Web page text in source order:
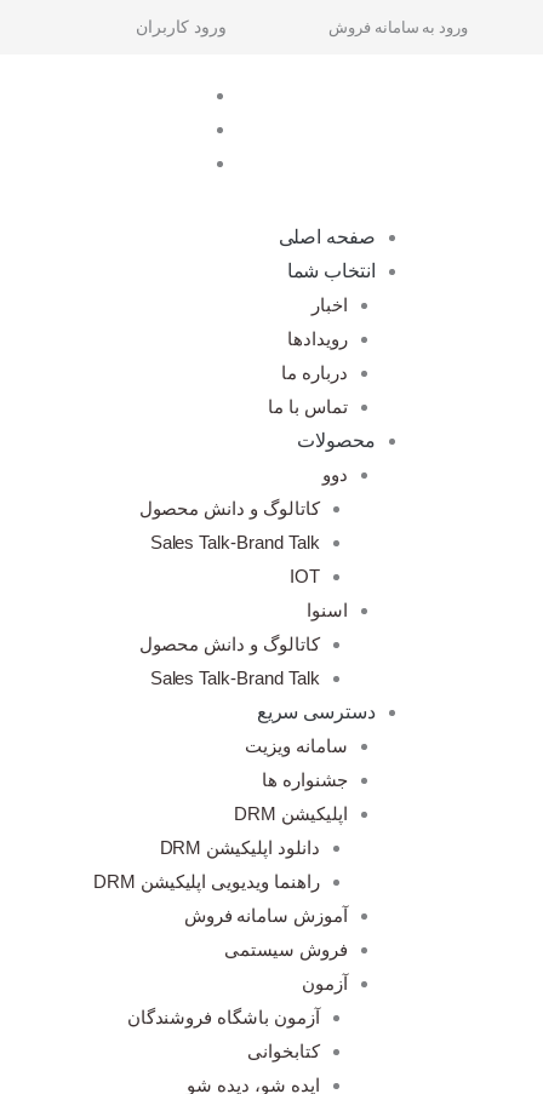
ورود به سامانه فروش ورود کاربران
صفحه اصلی
انتخاب شما
اخبار
رویدادها
درباره ما
تماس با ما
محصولات
دوو
کاتالوگ و دانش محصول
Sales Talk-Brand Talk
IOT
اسنوا
کاتالوگ و دانش محصول
Sales Talk-Brand Talk
دسترسی سریع
سامانه ویزیت
جشنواره ها
اپلیکیشن DRM
دانلود اپلیکیشن DRM
راهنما ویدیویی اپلیکیشن DRM
آموزش سامانه فروش
فروش سیستمی
آزمون
آزمون باشگاه فروشندگان
کتابخوانی
ایده شو، دیده شو